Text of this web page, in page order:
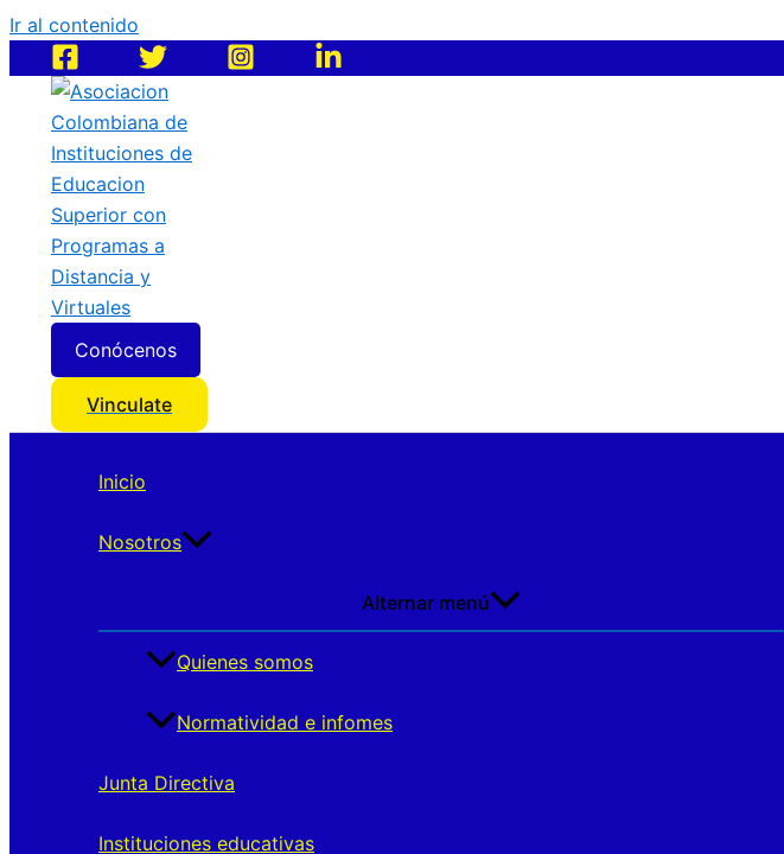
Ir al contenido
Conócenos
Vinculate
Inicio
Nosotros
Alternar menú
Quienes somos
Normatividad e infomes
Junta Directiva
Instituciones educativas